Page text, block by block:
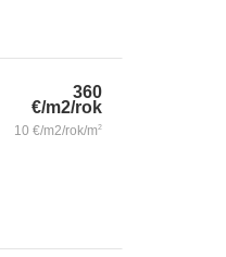
360
€/m2/rok
10 €/m2/rok/m2